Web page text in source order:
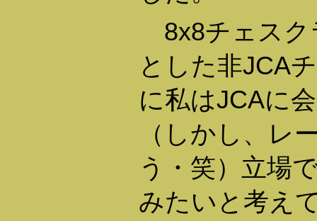
8x8チェスク
とした非JCA
に私はJCAに
（しかし、レ
う・笑）立場
みたいと考え